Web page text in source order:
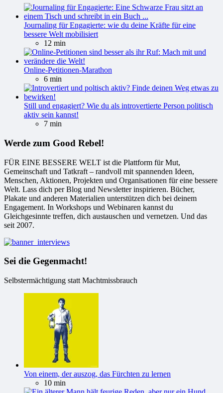
Journaling für Engagierte: wie du deine Kräfte für eine
bessere Welt mobilisiert
12 min
Online-Petitionen-Marathon
6 min
Still und engagiert? Wie du als introvertierte Person politisch
aktiv sein kannst!
7 min
Werde zum Good Rebel!
FÜR EINE BESSERE WELT ist die Plattform für Mut,
Gemeinschaft und Tatkraft – randvoll mit spannenden Ideen,
Menschen, Aktionen, Projekten und Organisationen für eine bessere
Welt. Lass dich per Blog und Newsletter inspirieren. Bücher,
Plakate und anderen Materialien unterstützen dich bei deinem
Engagement. In Workshops und Webinaren kannst du
Gleichgesinnte treffen, dich austauschen und vernetzen. Und das
seit 2007.
Sei die Gegenmacht!
Selbstermächtigung statt Machtmissbrauch
Von einem, der auszog, das Fürchten zu lernen
10 min